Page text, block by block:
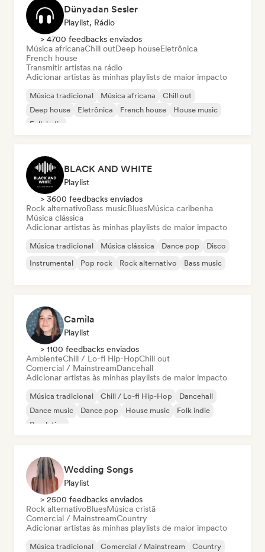
Dünyadan Sesler
Playlist, Rádio
> 4700 feedbacks enviados
Música africanaChill outDeep houseEletrônica
French house
Transmitir artistas na rádio
Adicionar artistas às minhas playlists de maior impacto
Música tradicional Música africana
Chill out
Deep house
Eletrônica French house
House music
Folk indie
BLACK AND WHITE
Playlist
> 3600 feedbacks enviados
Rock alternativoBass musicBluesMúsica caribenha
Música clássica
Adicionar artistas às minhas playlists de maior impacto
Música tradicional Música clássica Dance pop
Disco
Instrumental
Pop rock Rock alternativo Bass music
Camila
Playlist
> 1100 feedbacks enviados
AmbienteChill / Lo-fi Hip-HopChill out
Comercial / MainstreamDancehall
Adicionar artistas às minhas playlists de maior impacto
Música tradicional Chill / Lo-fi Hip-Hop
Dancehall
Dance music
Dance pop House music
Folk indie
Pop latino
Wedding Songs
Playlist
> 2500 feedbacks enviados
Rock alternativoBluesMúsica cristã
Comercial / MainstreamCountry
Adicionar artistas às minhas playlists de maior impacto
Música tradicional Comercial / Mainstream
Country